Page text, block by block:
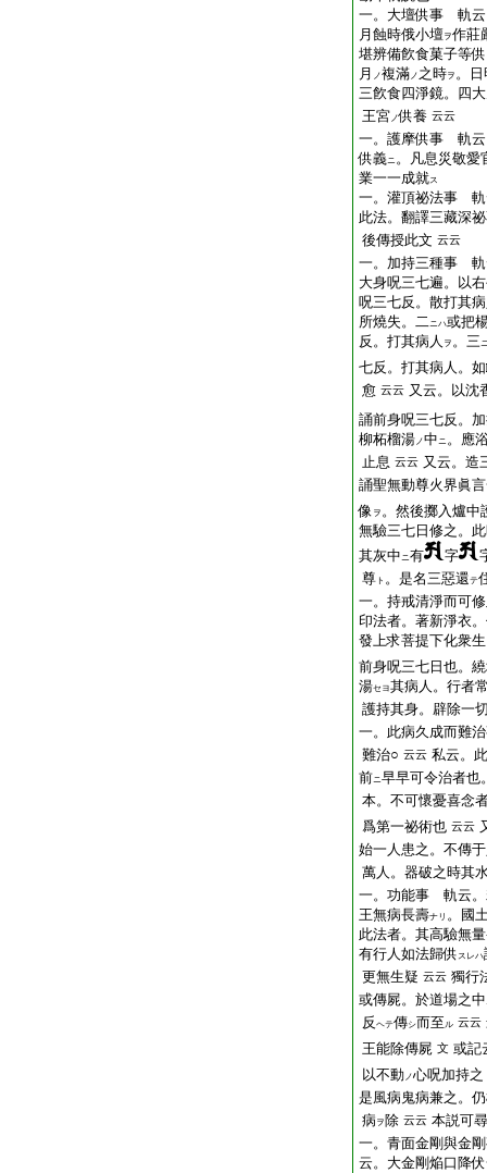
一。大壇供事 軌云
月蝕時俄小壇ヲ作莊
堪辨備飮食菓子等供
月 ノ複滿ノ 之時ヲ 。
三飮食四淨鏡。四
王宮ノ供養 云云
一。護摩供事 軌云
供義ニ。凡息災敬愛
業一一成就ス
一。灌頂祕法事 軌
此法。翻譯三藏深
後傳授此文 云云
一。加持三種事 軌
大身呪三七遍。以
呪三七反。散打其
所燒失。二ニハ或把
反。打其病人 ヲ 。三
七反。打其病人。
愈 云云 又云。以沈
誦前身呪三七反。
柳柘榴湯ノ中ニ。應
止息 云云 又云。造
誦聖無動尊火界眞
像 ヲ 。然後擲入爐中
無驗三七日修之。
其灰中ニ有 字
尊 ト 。是名三惡還テ
一。持戒清淨而可
印法者。著新淨衣
發上求菩提下化衆生
前身呪三七日也。
湯セヨ其病人。行者
護持其身。辟除一
一。此病久成而難
難治○ 云云 私云。
前ニ早早可令治者也
本。不可懷憂喜念
爲第一祕術也 云云
始一人患之。不傳
萬人。器破之時其
一。功能事 軌云。
王無病長壽ナリ 。國
此法者。其高驗無量
有行人如法歸供 スレハ
更無生疑 云云 獨行
或傳屍。於道場之中
反 ヘテ傳シ而至ル 云云
王能除傳屍 文 或記
以不動ノ心呪加持之
是風病鬼病兼之。
病 ヲ 除 云云 本説可
一。青面金剛與金
云。大金剛焔口降